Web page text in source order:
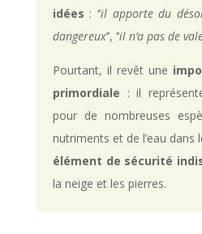
idées : ‘’il apporte du
dangereux’’, ‘’il n’a pas de
Pourtant, il revêt une
primordiale : il
pour de nombreuses
nutriments et de l’eau dans
élément de sécurité
la neige et les pierres.